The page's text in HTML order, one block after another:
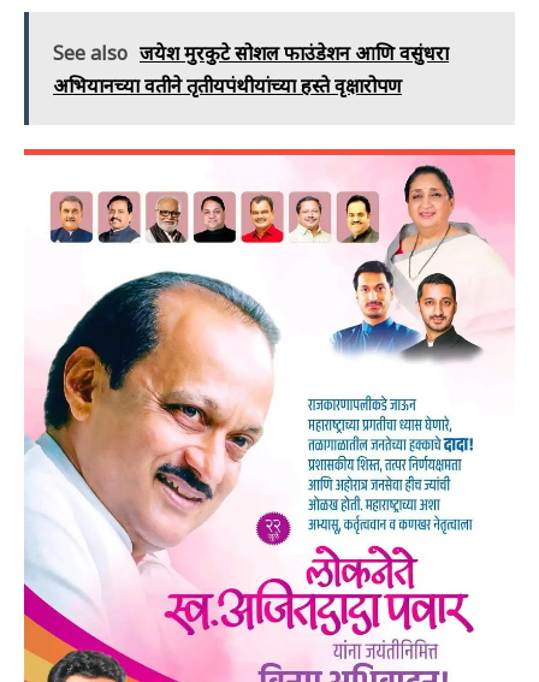
See also जयेश मुरकुटे सोशल फाउंडेशन आणि वसुंधरा
अभियानच्या वतीने तृतीयपंथीयांच्या हस्ते वृक्षारोपण